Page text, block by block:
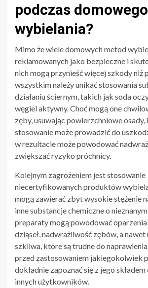
podczas domowego
wybielania?
Mimo że wiele domowych metod
reklamowanych jako bezpieczne i
nich mogą przynieść więcej szkody niż
wszystkim należy unikać stosowania
działaniu ściernym, takich jak soda
węgiel aktywny. Choć mogą one
zęby, usuwając powierzchniowe osady,
stosowanie może prowadzić do
w rezultacie może powodować
zwiększać ryzyko próchnicy.
Kolejnym zagrożeniem jest stosowanie
niecertyfikowanych produktów
mogą zawierać zbyt wysokie stężenie
inne substancje chemiczne o
preparaty mogą powodować
dziąseł, nadwrażliwość zębów, a
szkliwa, które są trudne do
przed zastosowaniem jakiegokolwiek
dokładnie zapoznać się z jego
innych użytkowników.